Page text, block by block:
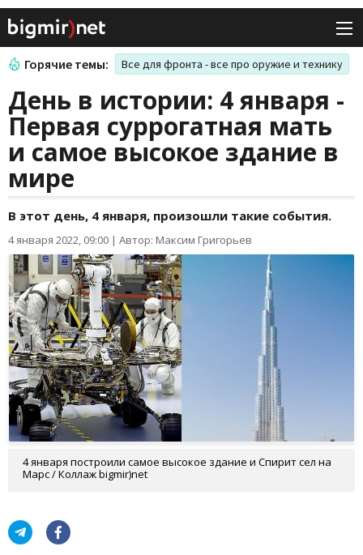
Горячие темы: Все для фронта - все про оружие и технику
День в истории: 4 января -
Первая суррогатная мать
и самое высокое здание в
мире
В этот день, 4 января, произошли такие события.
4 января 2022, 09:00 | Автор: Максим Григорьев
4 января построили самое высокое здание и Спирит сел на
Марс / Коллаж bigmir)net